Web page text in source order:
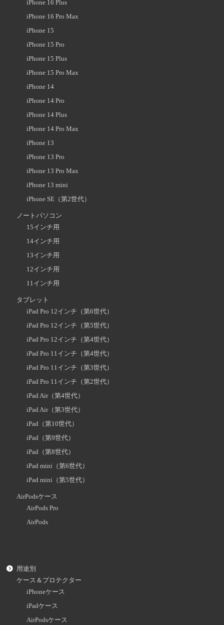
iPhone 16 Plus
iPhone 16 Pro Max
iPhone 15
iPhone 15 Pro
iPhone 15 Plus
iPhone 15 Pro Max
iPhone 14
iPhone 14 Pro
iPhone 14 Plus
iPhone 14 Pro Max
iPhone 13
iPhone 13 Pro
iPhone 13 Pro Max
iPhone 13 mini
iPhone SE（第2世代）
ノートパソコン
15インチ用
14インチ用
13インチ用
12インチ用
11インチ用
タブレット
iPad Pro 12インチ（第6世代）
iPad Pro 12インチ（第5世代）
iPad Pro 12インチ（第4世代）
iPad Pro 11インチ（第4世代）
iPad Pro 11インチ（第3世代）
iPad Pro 11インチ（第2世代）
iPad Air（第4世代）
iPad Air（第3世代）
iPad（第10世代）
iPad（第9世代）
iPad（第8世代）
iPad mini（第6世代）
iPad mini（第5世代）
AirPodsケース
AirPods Pro
AirPods
用途別
ケース＆プロテクター
iPhoneケース
iPadケース
AirPodsケース